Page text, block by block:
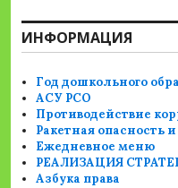
ИНФОРМАЦИЯ
Год дошкольного
АСУ РСО
Противодействие
Ракетная опасность
Ежедневное меню
РЕАЛИЗАЦИЯ
Азбука права